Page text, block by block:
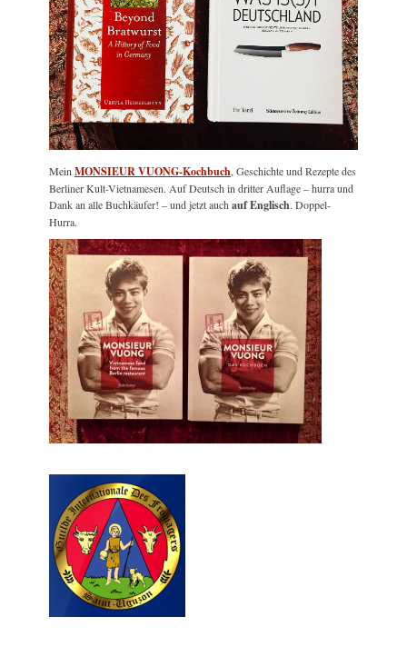
MeinMONSIEUR VUONG-Kochbuch, Geschichte und Rezepte des
Berliner Kult-Vietnamesen. Auf Deutsch in dritter Auflage – hurra und
Dank an alle Buchkäufer! – und jetzt auchauf Englisch. Doppel-
Hurra.